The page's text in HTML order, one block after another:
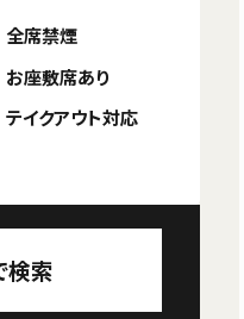
全席禁煙
お座敷席あり
テイクアウト対応
検索